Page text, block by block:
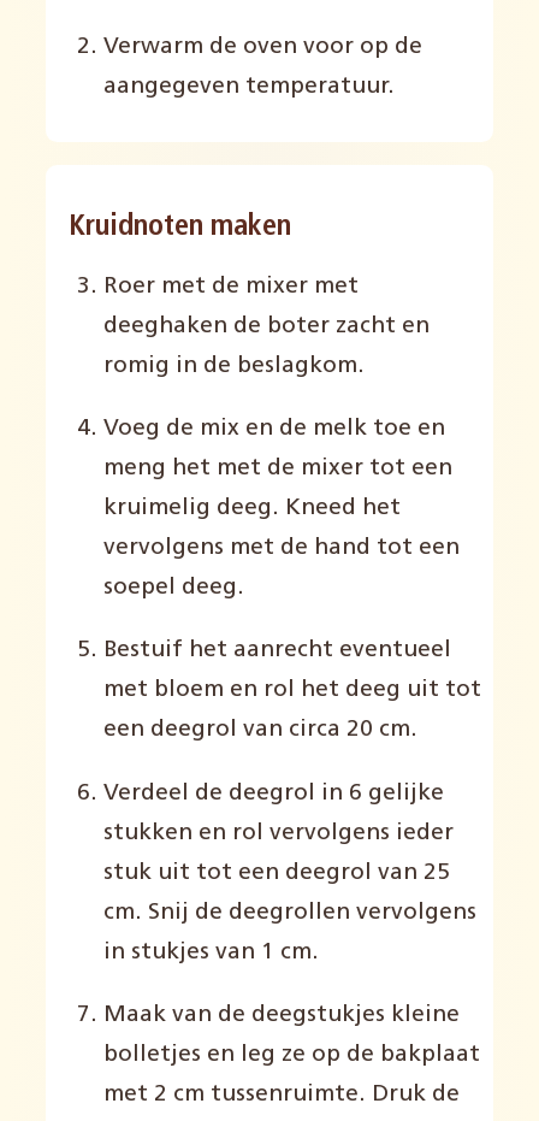
Verwarm de oven voor op de
aangegeven temperatuur.
Kruidnoten maken
Roer met de mixer met
deeghaken de boter zacht en
romig in de beslagkom.
Voeg de mix en de melk toe en
meng het met de mixer tot een
kruimelig deeg. Kneed het
vervolgens met de hand tot een
soepel deeg.
Bestuif het aanrecht eventueel
met bloem en rol het deeg uit tot
een deegrol van circa 20 cm.
Verdeel de deegrol in 6 gelijke
stukken en rol vervolgens ieder
stuk uit tot een deegrol van 25
cm. Snij de deegrollen vervolgens
in stukjes van 1 cm.
Maak van de deegstukjes kleine
bolletjes en leg ze op de bakplaat
met 2 cm tussenruimte. Druk de